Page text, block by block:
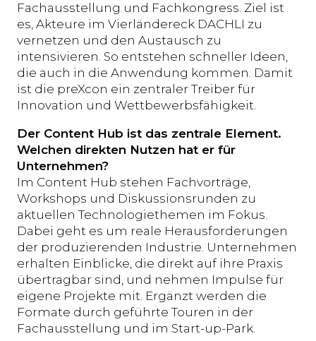
Fachausstellung und Fachkongress. Ziel ist
es, Akteure im Vierländereck DACHLI zu
vernetzen und den Austausch zu
intensivieren. So entstehen schneller Ideen,
die auch in die Anwendung kommen. Damit
ist die preXcon ein zentraler Treiber für
Innovation und Wettbewerbsfähigkeit.
Der Content Hub ist das zentrale Element.
Welchen direkten Nutzen hat er für
Unternehmen?
Im Content Hub stehen Fachvorträge,
Workshops und Diskussionsrunden zu
aktuellen Technologiethemen im Fokus.
Dabei geht es um reale Herausforderungen
der produzierenden Industrie. Unternehmen
erhalten Einblicke, die direkt auf ihre Praxis
übertragbar sind, und nehmen Impulse für
eigene Projekte mit. Ergänzt werden die
Formate durch geführte Touren in der
Fachausstellung und im Start-up-Park.